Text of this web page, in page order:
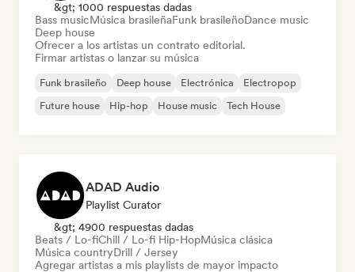
&gt; 1000 respuestas dadas
Bass musicMúsica brasileñaFunk brasileñoDance music
Deep house
Ofrecer a los artistas un contrato editorial.
Firmar artistas o lanzar su música
Funk brasileño Deep house Electrónica
Electropop
Future house
Hip-hop House music Tech House
ADAD Audio
Playlist Curator
&gt; 4900 respuestas dadas
Beats / Lo-fiChill / Lo-fi Hip-HopMúsica clásica
Música countryDrill / Jersey
Agregar artistas a mis playlists de mayor impacto